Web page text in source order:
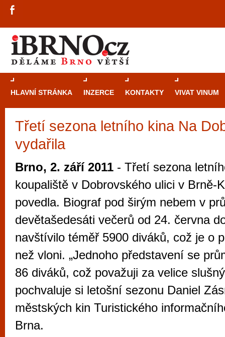
HLAVNÍ STRÁNKA INZERCE KONTAKTY VIVAT VINUM
Třetí sezona letního kina Na
vydařila
Brno, 2. září 2011 - Třetí sezona
koupaliště v Dobrovského ulici v Brně-
povedla. Biograf pod širým nebem v
devětašedesáti večerů od 24. června
navštívilo téměř 5900 diváků, což je o
než vloni. „Jednoho představení se
86 diváků, což považuji za velice
pochvaluje si letošní sezonu Daniel
městských kin Turistického
Brna.
Průvodce
Brno je
zajímavé
restaurace,
Mimo jiné je ale také místem, kde si
vyzkoušet různé kasinové hry. V
metropoli naleznete širokou nabídku her
po moderní automaty jak pro pravidelné
příležitostné hráče. V...